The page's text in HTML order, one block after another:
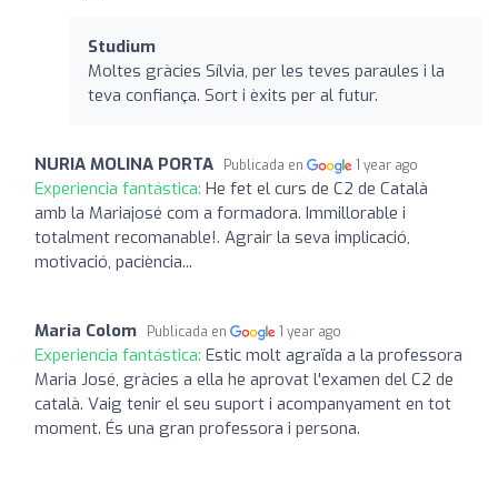
Studium
Moltes gràcies Sílvia, per les teves paraules i la
teva confiança. Sort i èxits per al futur.
NURIA MOLINA PORTA Publicada en 1 year ago
Experiencia fantástica: He fet el curs de C2 de Català
amb la Mariajosé com a formadora. Immillorable i
totalment recomanable!. Agrair la seva implicació,
motivació, paciència...
Maria Colom Publicada en 1 year ago
Experiencia fantástica: Estic molt agraïda a la professora
Maria José, gràcies a ella he aprovat l'examen del C2 de
català. Vaig tenir el seu suport i acompanyament en tot
moment. És una gran professora i persona.